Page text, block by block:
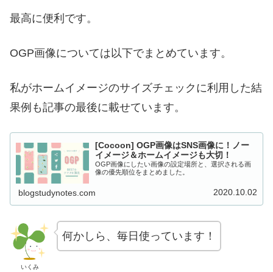
最高に便利です。
OGP画像については以下でまとめています。
私がホームイメージのサイズチェックに利用した結
果例も記事の最後に載せています。
[Cocoon] OGP画像はSNS画像に！ノー
イメージ＆ホームイメージも大切！
OGP画像にしたい画像の設定場所と、選択される画
像の優先順位をまとめました。
blogstudynotes.com 2020.10.02
いくみ
何かしら、毎日使っています！